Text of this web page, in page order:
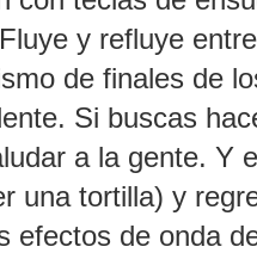
y refluye
de finales de
Si buscas
a la gente. Y
una tortilla) y
efectos de onda